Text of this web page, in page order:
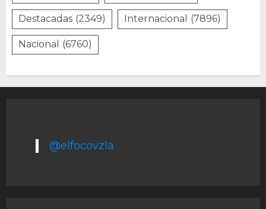
Destacadas (2349) Internacional (7896)
Nacional (6760)
@elfocovzla